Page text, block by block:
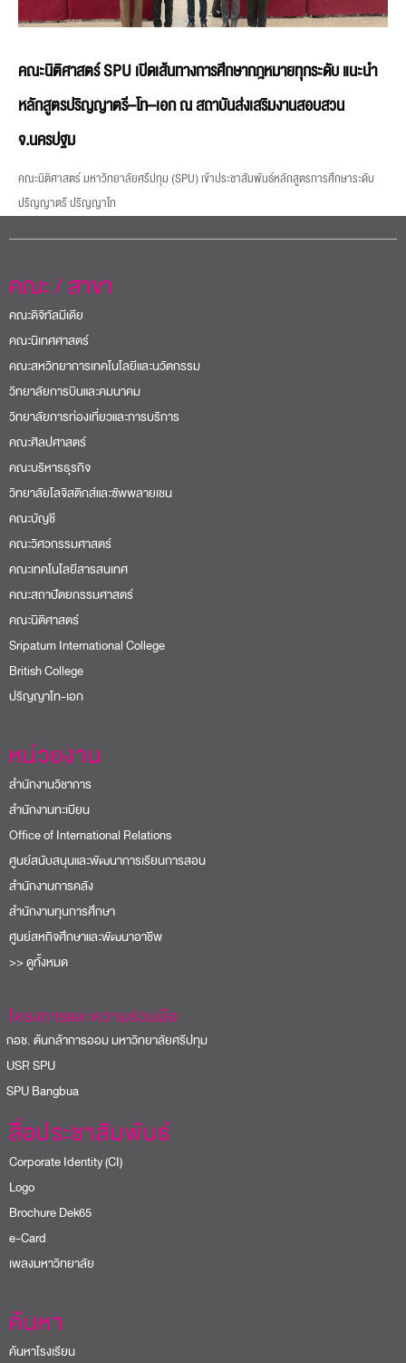
คณะนิติศาสตร์ SPU เปิดเส้นทางการศึกษากฎหมายทุกระดับ แนะนำ
หลักสูตรปริญญาตรี–โท–เอก ณ สถาบันส่งเสริมงานสอบสวน
จ.นครปฐม
คณะนิติศาสตร์ มหาวิทยาลัยศรีปทุม (SPU) เข้าประชาสัมพันธ์หลักสูตรการศึกษาระดับ
ปริญญาตรี ปริญญาโท
คณะ / สาขา
คณะดิจิทัลมีเดีย
คณะนิเทศศาสตร์
คณะสหวิทยาการเทคโนโลยีและนวัตกรรม
วิทยาลัยการบินและคมนาคม
วิทยาลัยการท่องเที่ยวและการบริการ
คณะศิลปศาสตร์
คณะบริหารธุรกิจ
วิทยาลัยโลจิสติกส์และซัพพลายเชน
คณะบัญชี
คณะวิศวกรรมศาสตร์
คณะเทคโนโลยีสารสนเทศ
คณะสถาปัตยกรรมศาสตร์
คณะนิติศาสตร์
Sripatum International College
British College
ปริญญาโท-เอก
หน่วยงาน
สำนักงานวิชาการ
สำนักงานทะเบียน
Office of International Relations
ศูนย์สนับสนุนและพัฒนาการเรียนการสอน
สำนักงานการคลัง
สำนักงานทุนการศึกษา
ศูนย์สหกิจศึกษาและพัฒนาอาชีพ
>> ดูทั้งหมด
โครงการและความร่วมมือ
ช. ต้นกล้าการออม มหาวิทยาลัยศรีปทุม
SPU
Bangbua
สื่อประชาสัมพันธ์
Corporate Identity (CI)
Logo
Brochure Dek65
e-Card
เพลงมหาวิทยาลัย
ค้นหา
ค้นหาโรงเรียน